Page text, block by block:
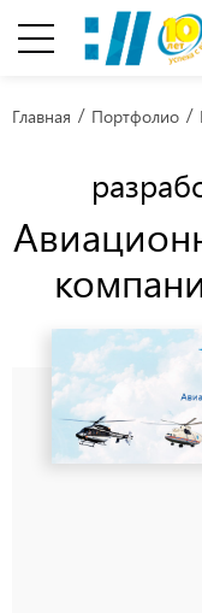
Главная Портфолио